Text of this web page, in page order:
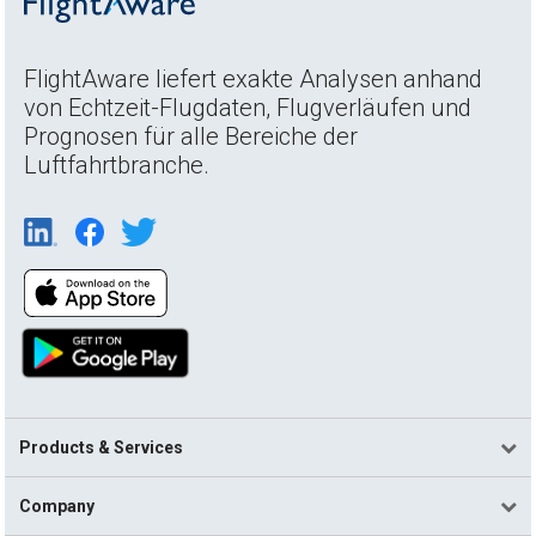
FlightAware liefert exakte Analysen anhand
von Echtzeit-Flugdaten, Flugverläufen und
Prognosen für alle Bereiche der
Luftfahrtbranche.
Products & Services
Company